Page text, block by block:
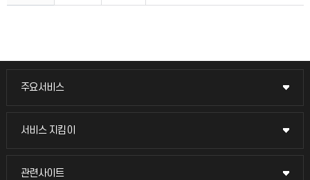
주요서비스
주요서비스
교무회의방송
서비스 지킴이
서비스 지킴이
묻고 답하기
관련사이트
관련사이트